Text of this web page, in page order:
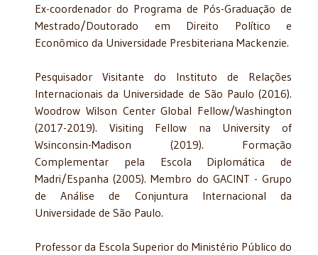
Ex-coordenador do Programa de Pós-Graduação de
Mestrado/Doutorado em Direito Político e
Econômico da Universidade Presbiteriana Mackenzie.
Pesquisador Visitante do Instituto de Relações
Internacionais da Universidade de São Paulo (2016).
Woodrow Wilson Center Global Fellow/Washington
(2017-2019). Visiting Fellow na University of
Wsinconsin-Madison (2019). Formação
Complementar pela Escola Diplomática de
Madri/Espanha (2005). Membro do GACINT - Grupo
de Análise de Conjuntura Internacional da
Universidade de São Paulo.
Professor da Escola Superior do Ministério Público do